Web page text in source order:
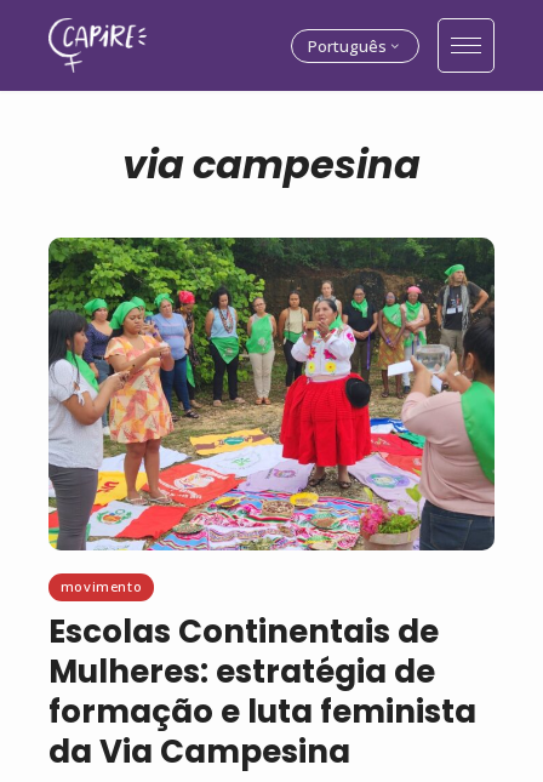
Português
via campesina
movimento
Escolas Continentais de
Mulheres: estratégia de
formação e luta feminista
da Via Campesina